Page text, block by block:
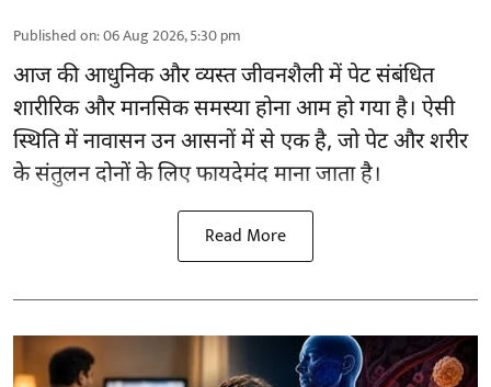
Published on:06 Aug 2026, 5:30 pm
आज की आधुनिक और व्यस्त जीवनशैली में पेट संबंधित
शारीरिक और मानसिक समस्या होना आम हो गया है। ऐसी
स्थिति में नावासन उनआसनोंमें से एक है, जो पेट और शरीर
के संतुलन दोनों के लिए फायदेमंद माना जाता है।
Read More